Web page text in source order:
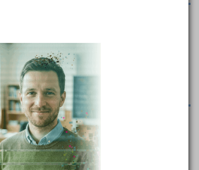
zhodnocení finančního
hospodaření akciové
Republic, a.
plán a analýza
plán na rok 2010 a finanční